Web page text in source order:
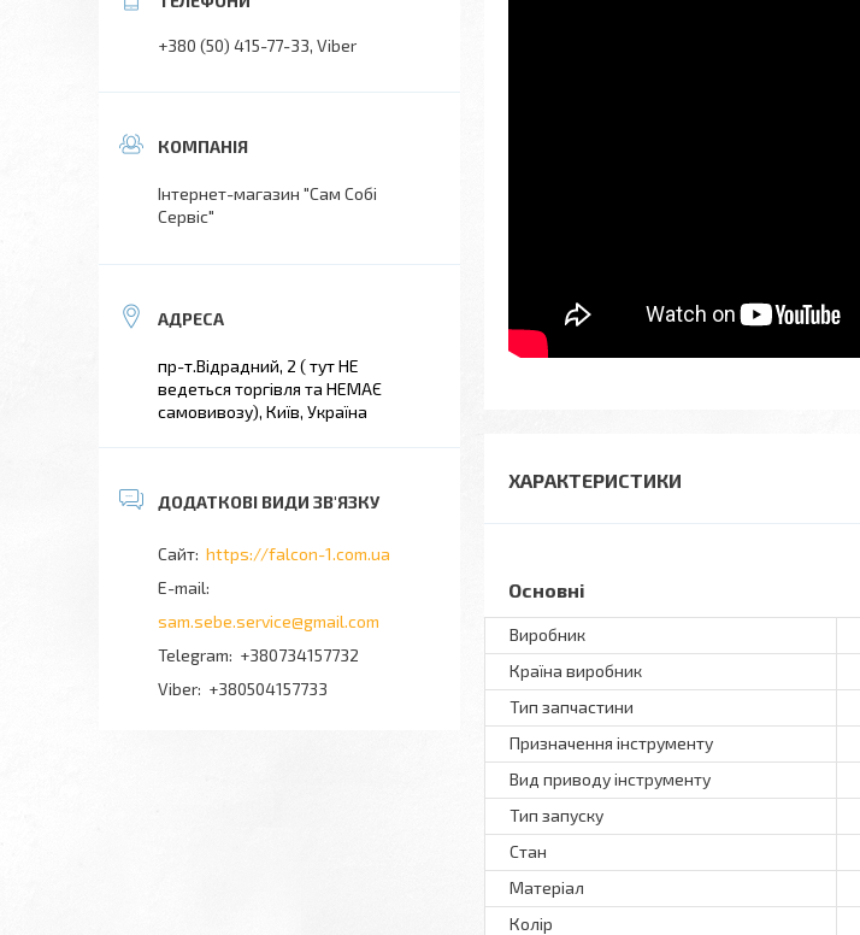
ХАРАКТЕРИСТИКИ
Основні
Виробник
Країна виробник
Тип запчастини
Призначення інструменту
Вид приводу інструменту
Тип запуску
Стан
Матеріал
Колір
+380 (50) 415-77-33 Viber
Інтернет-магазин "Сам Собі
Сервіс"
пр-т.Відрадний, 2 ( тут НЕ
ведеться торгівля та НЕМАЄ
самовивозу), Київ, Україна
https://falcon-1.com.ua
sam.sebe.service@gmail.com
+380734157732
+380504157733